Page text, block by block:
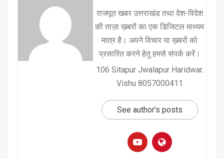
राजपूत खबर उत्तराखंड तथा देश-विदेश
की ताज़ा ख़बरों का एक डिजिटल माध्यम
मात्र है। अपने विचार या ख़बरों को
प्रसारित करने हेतु हमसे संपर्क करें।
106 Sitapur Jwalapur Haridwar.
Vishu 8057000411
See author's posts